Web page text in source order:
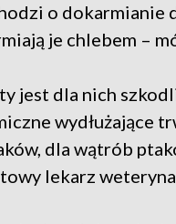
o dokarmianie
je chlebem –
jest dla nich
wydłużające
dla wątrób
lekarz